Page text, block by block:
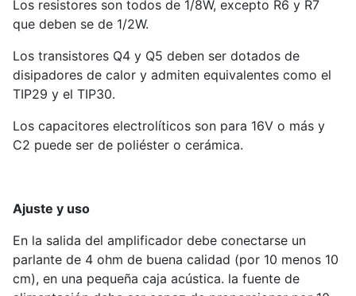
Los resistores son todos de 1/8W, excepto R6 y R7
que deben se de 1/2W.
Los transistores Q4 y Q5 deben ser dotados de
disipadores de calor y admiten equivalentes como el
TIP29 y el TIP30.
Los capacitores electrolíticos son para 16V o más y
C2 puede ser de poliéster o cerámica.
Ajuste y uso
En la salida del amplificador debe conectarse un
parlante de 4 ohm de buena calidad (por 10 menos 10
cm), en una pequeña caja acústica. la fuente de